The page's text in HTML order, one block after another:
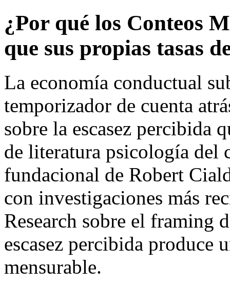
¿Por qué los Conteos
que sus propias tasas
La economía conductual
temporizador de cuenta
sobre la escasez percibida
de literatura psicología del
fundacional de Robert
con investigaciones más
Research sobre el framing
escasez percibida produce
mensurable.